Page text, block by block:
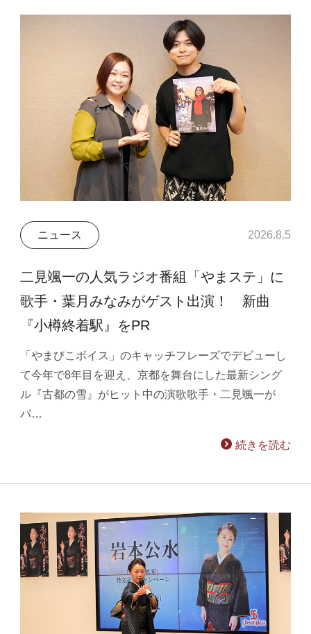
ニュース 2026.8.5
二見颯一の人気ラジオ番組「やまステ」に
歌手・葉月みなみがゲスト出演！ 新曲
『小樽終着駅』をPR
「やまびこボイス」のキャッチフレーズでデビューし
て今年で8年目を迎え、京都を舞台にした最新シング
ル『古都の雪』がヒット中の演歌歌手・二見颯一が
パ…
続きを読む